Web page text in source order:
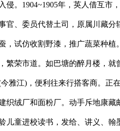
。1904~1905年，英人借互
、委员代替土司，原属川藏
试仿收割野漆，推广蔬菜种
荣市道。如巴塘的醉月楼，
江)，便利往来行搭客商。正
绒厂和面粉厂。动手斥地康
童进校读书，发给、讲义、